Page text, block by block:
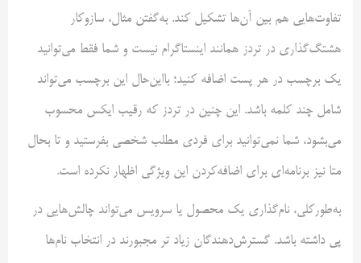
تفاوت‌هایی هم بین آن‌ها تشکیل کند. به‌گفتن مثال، سازوکار
هشتگ‌گذاری در تردز همانند اینستاگرام نیست و شما فقط می‌توانید
یک برچسب در هر پست اضافه کنید؛ بااین‌حال این برچسب می‌تواند
شامل چند کلمه باشد. این چنین در تردز که رقیب ایکس محسوب
می‌بشود، شما نمی‌توانید برای فردی مطلب شخصی بفرستید و تا بحال
متا نیز برنامه‌ای برای اضافه‌کردن این ویژگی اظهار نکرده است.
به‌طورکلی، نام‌گذاری یک محصول یا سرویس می‌تواند چالش‌هایی در
پی داشته باشد. گسترش‌دهندگان زیاد تر مجبورند در انتخاب نام‌ها